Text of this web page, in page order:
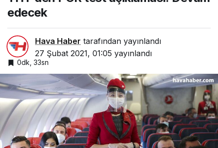
edecek
Hava Haber tarafından yayınlandı
27 Şubat 2021, 01:05 yayınlandı
0dk, 33sn